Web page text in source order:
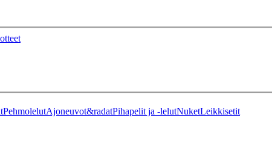
PehmolelutAjoneuvot&radatPihapelit ja -lelutNuketLeikkisetit